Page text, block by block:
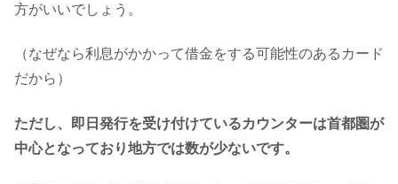
方がいいでしょう。
（なぜなら利息がかかって借金をする可能性のあるカード
だから）
ただし、即日発行を受け付けているカウンターは首都圏が
中心となっており地方では数が少ないです。